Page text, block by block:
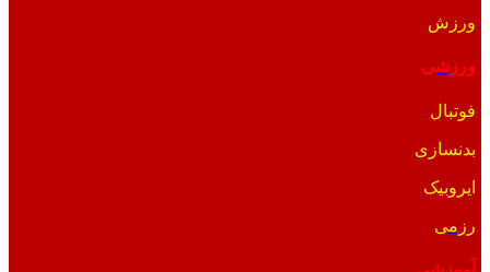
ورزش
ورزشی
فوتبال
بدنسازی
ایروبیک
رزمی